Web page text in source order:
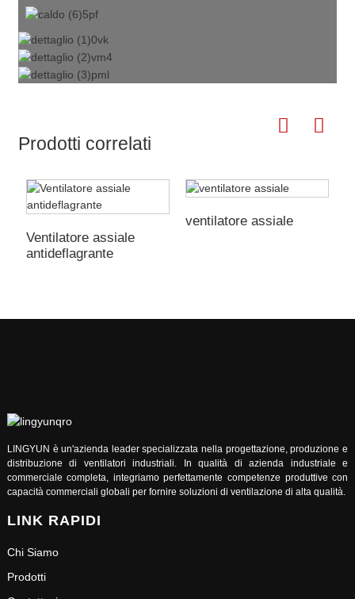
Prodotti correlati
Ventilatore assiale
antideflagrante
ventilatore assiale
LINGYUN è un'azienda leader specializzata nella progettazione, produzione e
distribuzione di ventilatori industriali. In qualità di azienda industriale e
commerciale completa, integriamo perfettamente competenze produttive con
capacità commerciali globali per fornire soluzioni di ventilazione di alta qualità.
LINK RAPIDI
Chi Siamo
Prodotti